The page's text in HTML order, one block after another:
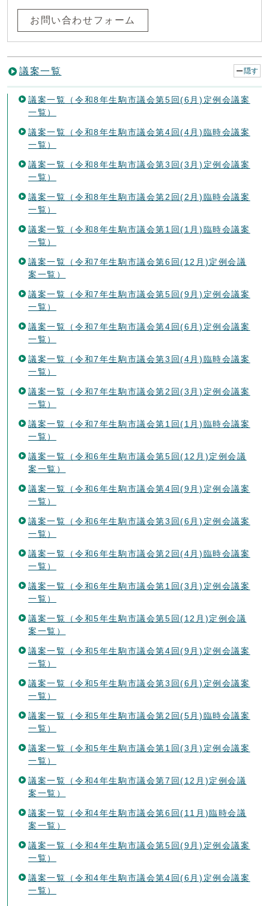
お問い合わせフォーム
議案一覧 隠す
議案一覧（令和8年生駒市議会第5回(6月)定例会議案
一覧）
議案一覧（令和8年生駒市議会第4回(4月)臨時会議案
一覧）
議案一覧（令和8年生駒市議会第3回(3月)定例会議案
一覧）
議案一覧（令和8年生駒市議会第2回(2月)臨時会議案
一覧）
議案一覧（令和8年生駒市議会第1回(1月)臨時会議案
一覧）
議案一覧（令和7年生駒市議会第6回(12月)定例会議
案一覧）
議案一覧（令和7年生駒市議会第5回(9月)定例会議案
一覧）
議案一覧（令和7年生駒市議会第4回(6月)定例会議案
一覧）
議案一覧（令和7年生駒市議会第3回(4月)臨時会議案
一覧）
議案一覧（令和7年生駒市議会第2回(3月)定例会議案
一覧）
議案一覧（令和7年生駒市議会第1回(1月)臨時会議案
一覧）
議案一覧（令和6年生駒市議会第5回(12月)定例会議
案一覧）
議案一覧（令和6年生駒市議会第4回(9月)定例会議案
一覧）
議案一覧（令和6年生駒市議会第3回(6月)定例会議案
一覧）
議案一覧（令和6年生駒市議会第2回(4月)臨時会議案
一覧）
議案一覧（令和6年生駒市議会第1回(3月)定例会議案
一覧）
議案一覧（令和5年生駒市議会第5回(12月)定例会議
案一覧）
議案一覧（令和5年生駒市議会第4回(9月)定例会議案
一覧）
議案一覧（令和5年生駒市議会第3回(6月)定例会議案
一覧）
議案一覧（令和5年生駒市議会第2回(5月)臨時会議案
一覧）
議案一覧（令和5年生駒市議会第1回(3月)定例会議案
一覧）
議案一覧（令和4年生駒市議会第7回(12月)定例会議
案一覧）
議案一覧（令和4年生駒市議会第6回(11月)臨時会議
案一覧）
議案一覧（令和4年生駒市議会第5回(9月)定例会議案
一覧）
議案一覧（令和4年生駒市議会第4回(6月)定例会議案
一覧）